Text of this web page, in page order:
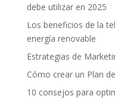
debe utilizar en 2025
Los beneficios de la
energía renovable
Estrategias de
Cómo crear un Plan
10 consejos para